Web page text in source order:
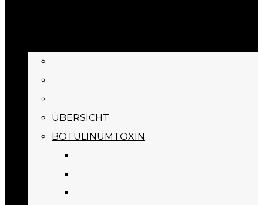
ÜBERSICHT
BOTULINUMTOXIN